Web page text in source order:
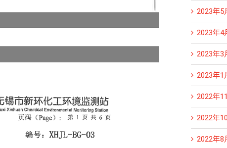
2023年5
2023年4
2023年3
2023年1
2022年
2022年
2022年8